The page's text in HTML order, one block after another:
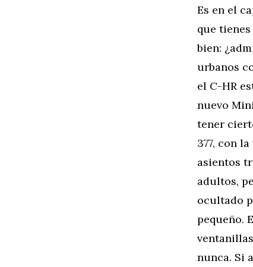
Es en el
que
bien:
urbanos
el C-HR
nuevo
tener
377, con
asientos
adultos,
ocultado
pequeño.
nunca. Si